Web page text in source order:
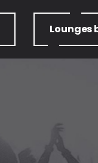
Lounges